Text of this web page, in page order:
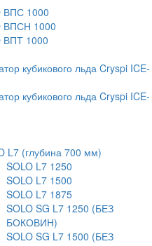
ВПС 1000
ВПСН 1000
ВПТ 1000
кубикового льда Cryspi ICE-
кубикового льда Cryspi ICE-
L7 (глубина 700 мм)
SOLO L7 1250
SOLO L7 1500
SOLO L7 1875
SOLO SG L7 1250 (БЕЗ
БОКОВИН)
SOLO SG L7 1500 (БЕЗ